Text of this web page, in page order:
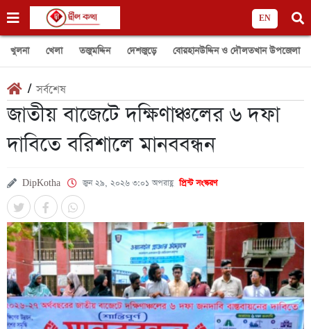
EN
খুলনা খেলা তজুমদ্দিন দেশজুড়ে বোরহানউদ্দিন ও দৌলতখান উপজেলা
/সর্বশেষ
জাতীয় বাজেটে দক্ষিণাঞ্চলের ৬ দফা
দাবিতে বরিশালে মানববন্ধন
DipKotha জুন ২৯, ২০২৬ ৩:০১ অপরাহ্ণপ্রিন্ট সংস্করণ